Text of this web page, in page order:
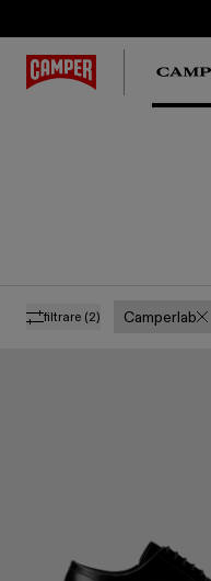
filtrare (2) Camperlab